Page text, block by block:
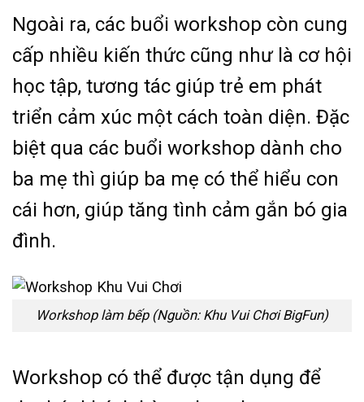
Ngoài ra, các buổi workshop còn cung
cấp nhiều kiến thức cũng như là cơ hội
học tập, tương tác giúp trẻ em phát
triển cảm xúc một cách toàn diện. Đặc
biệt qua các buổi workshop dành cho
ba mẹ thì giúp ba mẹ có thể hiểu con
cái hơn, giúp tăng tình cảm gắn bó gia
đình.
Workshop làm bếp (Nguồn: Khu Vui Chơi BigFun)
Workshop có thể được tận dụng để